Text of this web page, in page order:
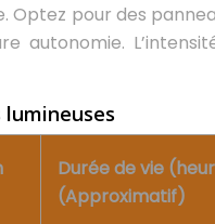
pour des
autonomie.
Durée de vie
(Approximatif)